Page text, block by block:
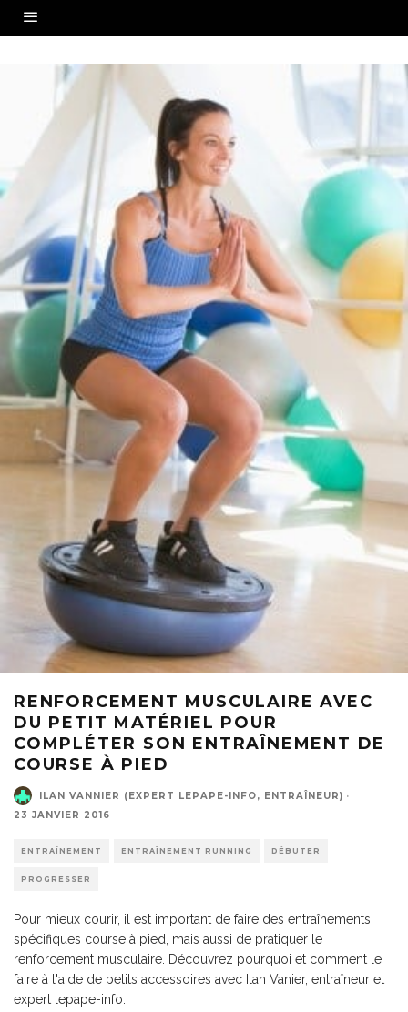
RENFORCEMENT MUSCULAIRE AVEC
DU PETIT MATÉRIEL POUR
COMPLÉTER SON ENTRAÎNEMENT DE
COURSE À PIED
ILAN VANNIER (EXPERT LEPAPE-INFO, ENTRAÎNEUR) ·
23 JANVIER 2016
ENTRAÎNEMENT ENTRAÎNEMENT RUNNING DÉBUTER
PROGRESSER
Pour mieux courir, il est important de faire des entraînements
spécifiques course à pied, mais aussi de pratiquer le
renforcement musculaire. Découvrez pourquoi et comment le
faire à l'aide de petits accessoires avec Ilan Vanier, entraîneur et
expert lepape-info.